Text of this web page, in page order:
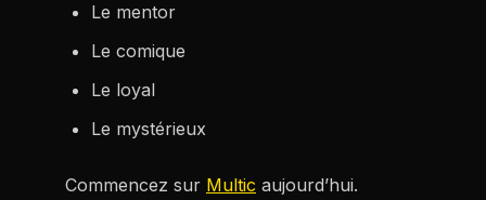
Le mentor
Le comique
Le loyal
Le mystérieux
Commencez sur Multic aujourd’hui.